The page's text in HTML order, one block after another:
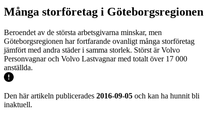
Många storföretag i Göteborgsregionen
Beroendet av de största arbetsgivarna minskar, men
Göteborgsregionen har fortfarande ovanligt många storföretag
jämfört med andra städer i samma storlek. Störst är Volvo
Personvagnar och Volvo Lastvagnar med totalt över 17 000
anställda.
Den här artikeln publicerades 2016-09-05 och kan ha hunnit bli
inaktuell.